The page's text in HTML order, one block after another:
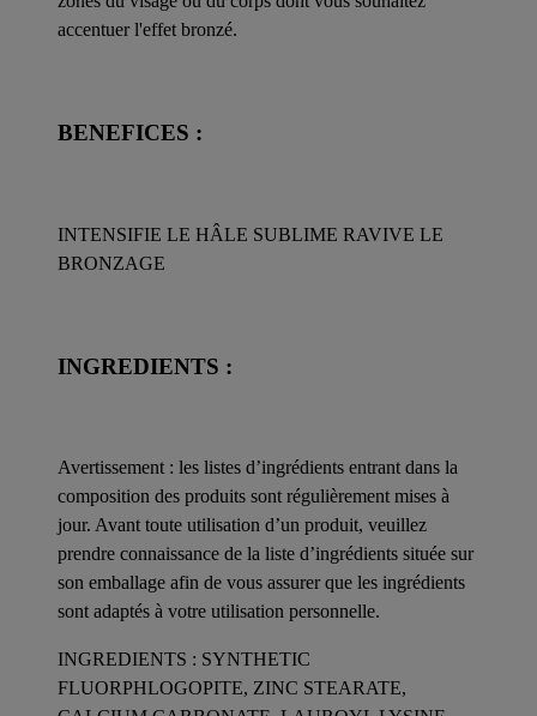
accentuer l'effet bronzé.
BENEFICES :
INTENSIFIE LE HÂLE SUBLIME RAVIVE LE
BRONZAGE
INGREDIENTS :
Avertissement : les listes d’ingrédients entrant dans la
composition des produits sont régulièrement mises à
jour. Avant toute utilisation d’un produit, veuillez
prendre connaissance de la liste d’ingrédients située sur
son emballage afin de vous assurer que les ingrédients
sont adaptés à votre utilisation personnelle.
INGREDIENTS : SYNTHETIC
FLUORPHLOGOPITE, ZINC STEARATE,